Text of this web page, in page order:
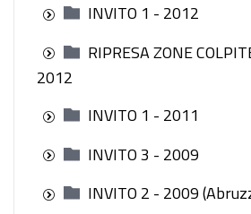
INVITO 1 - 2012
RIPRESA ZONE
2012
INVITO 1 - 2011
INVITO 3 - 2009
INVITO 2 - 2009